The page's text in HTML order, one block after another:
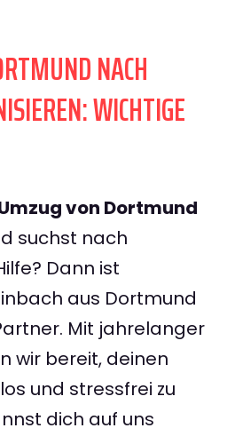
NACH
WICHTIGE
von Dortmund
suchst nach
Dann ist
aus Dortmund
Mit jahrelanger
wir bereit, deinen
und stressfrei zu
dich auf uns